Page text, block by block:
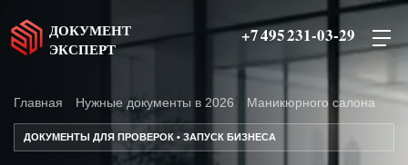
ДОКУМЕНТ
ЭКСПЕРТ
+7 495 231-03-29
Главная Нужные документы в 2026 Маникюрного салона
ДОКУМЕНТЫ ДЛЯ ПРОВЕРОК • ЗАПУСК БИЗНЕСА